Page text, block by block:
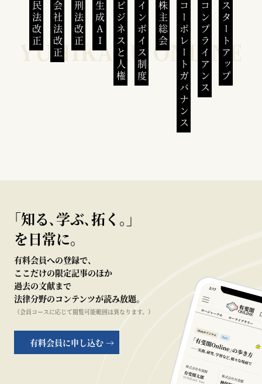
民法改正 会社法改正 刑法改正 生成AI ビジネスと人権インボイス制度 株主総会 コーポレートガバナンスコンプライアンススタートアップ
｢知る､学ぶ､拓く｡｣
を日常に。
有料会員への登録で、
ここだけの限定記事のほか
過去の文献まで
法律分野のコンテンツが読み放題。
（会員コースに応じて閲覧可能範囲は異なります。）
有料会員に申し込む →